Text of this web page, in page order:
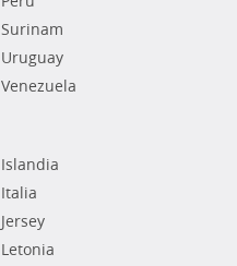
Surinam
Uruguay
Venezuela
Islandia
Italia
Jersey
Letonia